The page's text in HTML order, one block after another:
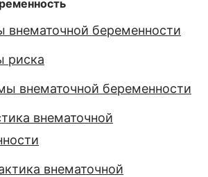
внематочной беременности
риска
внематочной беременности
внематочной
внематочной